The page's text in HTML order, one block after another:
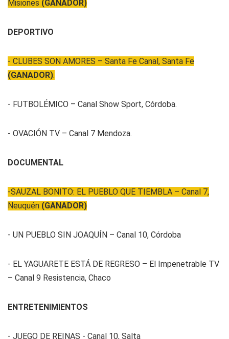
Misiones (GANADOR)
DEPORTIVO
- CLUBES SON AMORES – Santa Fe Canal, Santa Fe
(GANADOR).
- FUTBOLÉMICO – Canal Show Sport, Córdoba.
- OVACIÓN TV – Canal 7 Mendoza.
DOCUMENTAL
-SAUZAL BONITO: EL PUEBLO QUE TIEMBLA – Canal 7,
Neuquén (GANADOR)
- UN PUEBLO SIN JOAQUÍN – Canal 10, Córdoba
- EL YAGUARETE ESTÁ DE REGRESO – El Impenetrable TV
– Canal 9 Resistencia, Chaco
ENTRETENIMIENTOS
- JUEGO DE REINAS - Canal 10, Salta